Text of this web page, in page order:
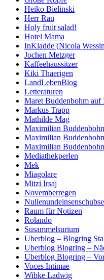
Heiko Bielinski
Herr Rau
Holy fruit salad!
Hotel Mama
InKladde (Nicola
Jochen Metzger
Kaffeehaussitzer
Kiki Thaerigen
LandLebenBlog
Letteraturen
Maret Buddenbohm auf
Markus Trapp
Mathilde Mag
Maximilian
Maximilian
Maximilian
Mediathekperlen
Mek
Miagolare
Mitzi Irsaj
Novemberregen
Raum für Notizen
Rolando
Susammelsurium
Uberblog – Blogring
Uberblog Blogring –
Uberblog Blogring –
Voces Intimae
Wibke Ladwig